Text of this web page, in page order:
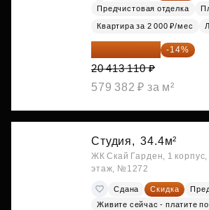
Предчистовая отделка
Квартира за 2 000 ₽/мес
17 555 275 ₽ -14%
20 413 110 ₽
579 382 ₽ за м²
Студия, 34.4м²
ЖК Скай Гарден, 1 корпус,
этаж, №1272
Сдана Скидка
Живите сейчас - платите